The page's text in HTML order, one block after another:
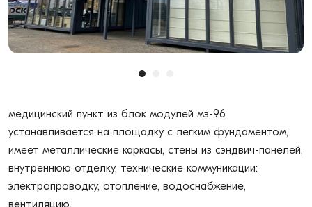
медицинский пункт из блок модулей мз-96
устанавливается на площадку с легким фундаментом,
имеет металлические каркасы, стены из сэндвич-панелей,
внутреннюю отделку, технические коммуникации:
электропроводку, отопление, водоснабжение,
вентиляцию.